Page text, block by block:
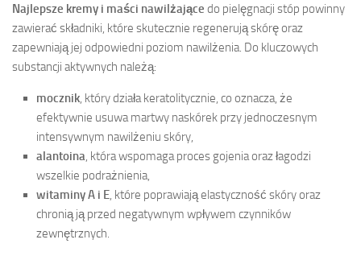
Najlepsze kremy i maści nawilżające do pielęgnacji stóp powinny
zawierać składniki, które skutecznie regenerują skórę oraz
zapewniają jej odpowiedni poziom nawilżenia. Do kluczowych
substancji aktywnych należą:
mocznik, który działa keratolitycznie, co oznacza, że
efektywnie usuwa martwy naskórek przy jednoczesnym
intensywnym nawilżeniu skóry,
alantoina, która wspomaga proces gojenia oraz łagodzi
wszelkie podrażnienia,
witaminy A i E, które poprawiają elastyczność skóry oraz
chronią ją przed negatywnym wpływem czynników
zewnętrznych.